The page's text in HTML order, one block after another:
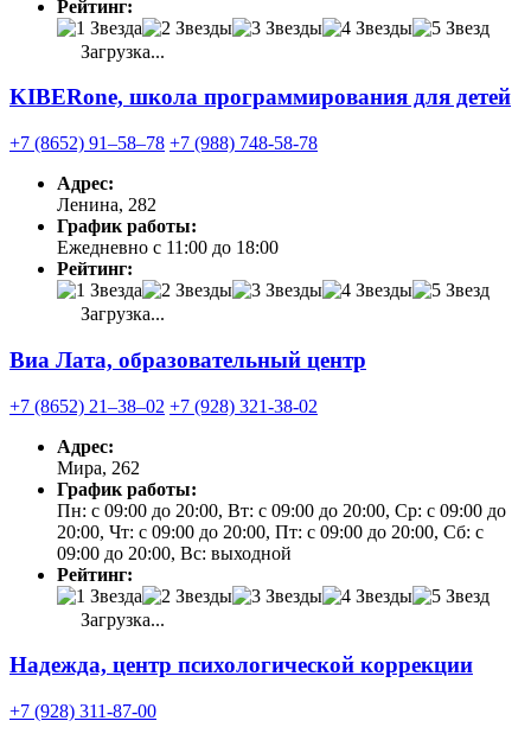
Рейтинг:
Загрузка...
KIBERone, школа программирования для детей
+7 (8652) 91‒58‒78 +7 (988) 748-58-78
Адрес:
Ленина, 282
График работы:
Ежедневно с 11:00 до 18:00
Рейтинг:
Загрузка...
Виа Лата, образовательный центр
+7 (8652) 21‒38‒02 +7 (928) 321-38-02
Адрес:
Мира, 262
График работы:
Пн: с 09:00 до 20:00, Вт: с 09:00 до 20:00, Ср: с 09:00 до
20:00, Чт: с 09:00 до 20:00, Пт: с 09:00 до 20:00, Сб: с
09:00 до 20:00, Вс: выходной
Рейтинг:
Загрузка...
Надежда, центр психологической коррекции
+7 (928) 311-87-00